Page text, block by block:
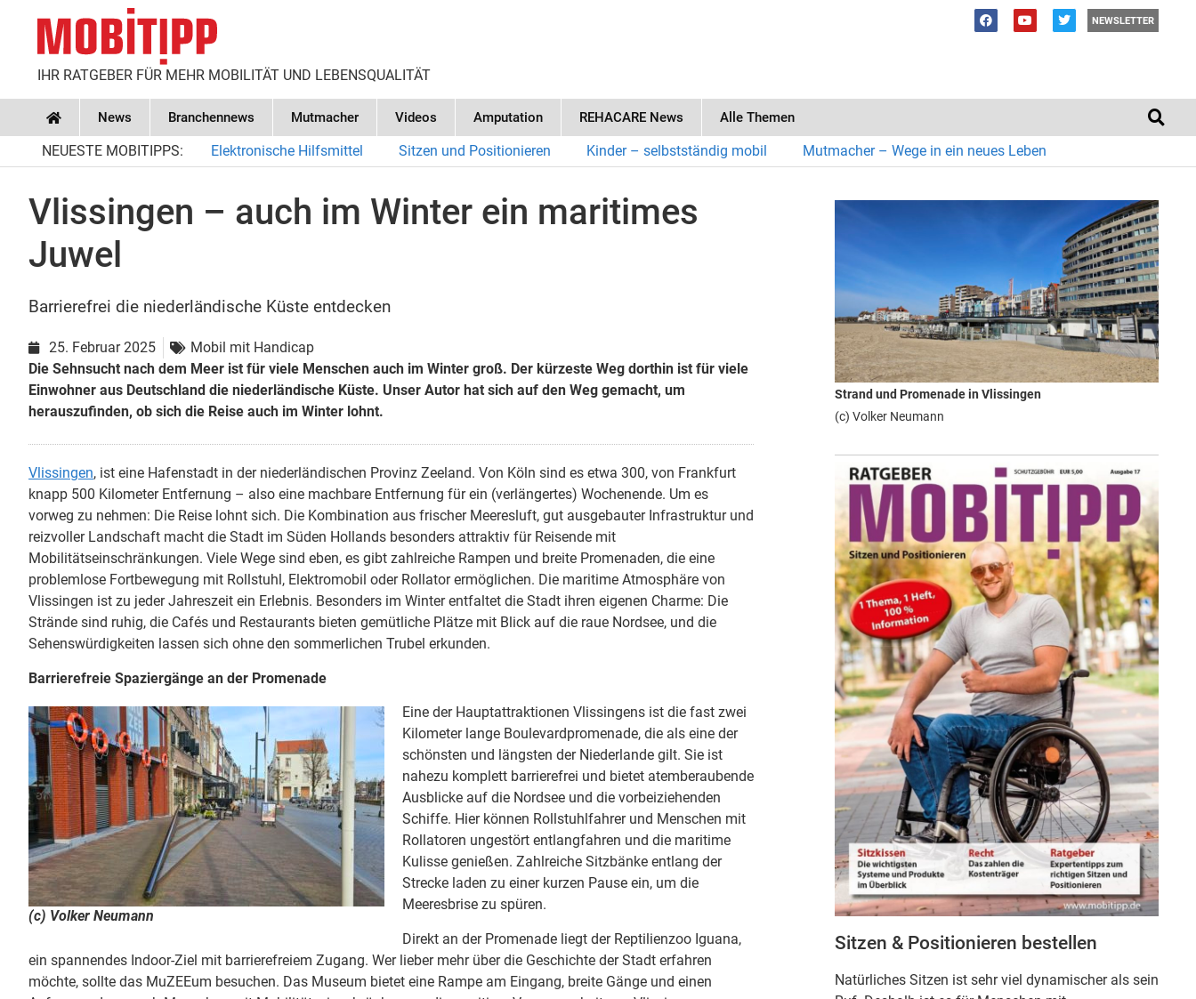
IHR RATGEBER FÜR MEHR MOBILITÄT UND LEBENSQUALITÄT
NEWSLETTER
Home
News Branchennews Mutmacher Videos Amputation REHACARE News Alle Themen
NEUESTE MOBITIPPS: Elektronische Hilfsmittel Sitzen und Positionieren Kinder – selbstständig mobil Mutmacher – Wege in ein neues Leben
Vlissingen – auch im Winter ein maritimes
Juwel
Barrierefrei die niederländische Küste entdecken
25. Februar 2025
Mobil mit Handicap
Die Sehnsucht nach dem Meer ist für viele Menschen auch im Winter groß. Der kürzeste Weg dorthin ist für viele
Einwohner aus Deutschland die niederländische Küste. Unser Autor hat sich auf den Weg gemacht, um
herauszufinden, ob sich die Reise auch im Winter lohnt.
Vlissingen, ist eine Hafenstadt in der niederländischen Provinz Zeeland. Von Köln sind es etwa 300, von Frankfurt
knapp 500 Kilometer Entfernung – also eine machbare Entfernung für ein (verlängertes) Wochenende. Um es
vorweg zu nehmen: Die Reise lohnt sich. Die Kombination aus frischer Meeresluft, gut ausgebauter Infrastruktur und
reizvoller Landschaft macht die Stadt im Süden Hollands besonders attraktiv für Reisende mit
Mobilitätseinschränkungen. Viele Wege sind eben, es gibt zahlreiche Rampen und breite Promenaden, die eine
problemlose Fortbewegung mit Rollstuhl, Elektromobil oder Rollator ermöglichen. Die maritime Atmosphäre von
Vlissingen ist zu jeder Jahreszeit ein Erlebnis. Besonders im Winter entfaltet die Stadt ihren eigenen Charme: Die
Strände sind ruhig, die Cafés und Restaurants bieten gemütliche Plätze mit Blick auf die raue Nordsee, und die
Sehenswürdigkeiten lassen sich ohne den sommerlichen Trubel erkunden.
Barrierefreie Spaziergänge an der Promenade
(c) Volker Neumann
Eine der Hauptattraktionen Vlissingens ist die fast zwei
Kilometer lange Boulevardpromenade, die als eine der
schönsten und längsten der Niederlande gilt. Sie ist
nahezu komplett barrierefrei und bietet atemberaubende
Ausblicke auf die Nordsee und die vorbeiziehenden
Schiffe. Hier können Rollstuhlfahrer und Menschen mit
Rollatoren ungestört entlangfahren und die maritime
Kulisse genießen. Zahlreiche Sitzbänke entlang der
Strecke laden zu einer kurzen Pause ein, um die
Meeresbrise zu spüren.
Direkt an der Promenade liegt der Reptilienzoo Iguana,
ein spannendes Indoor-Ziel mit barrierefreiem Zugang. Wer lieber mehr über die Geschichte der Stadt erfahren
möchte, sollte das MuZEEum besuchen. Das Museum bietet eine Rampe am Eingang, breite Gänge und einen
Strand und Promenade in Vlissingen
(c) Volker Neumann
Sitzen & Positionieren bestellen
Natürliches Sitzen ist sehr viel dynamischer als sein